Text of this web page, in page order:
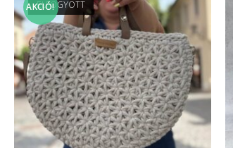
ELFOGYOTT
AKCIÓ!